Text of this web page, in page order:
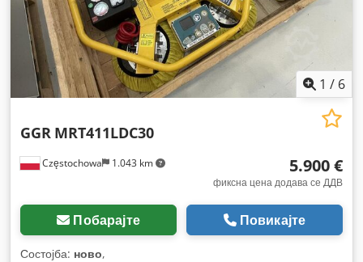
1 / 6
Częstochowa 1.043 km
GGR MRT411LDC30
5.900 €
фиксна цена додава се ДДВ
Побарајте Повикајте
Состојба: ново,